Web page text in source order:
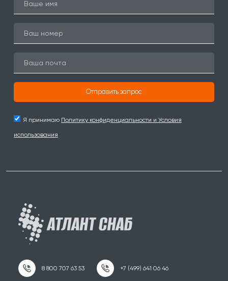
Отправить запрос
Я принимаю Политику конфиденциальности и Условия
использования